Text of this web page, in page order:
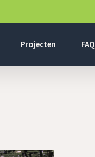
Projecten FAQ